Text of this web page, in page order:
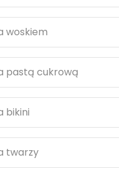
woskiem
pastą cukrową
bikini
twarzy